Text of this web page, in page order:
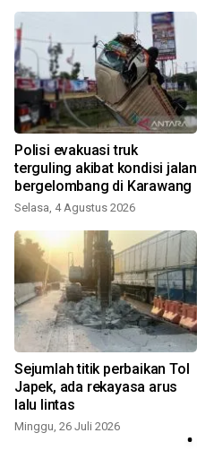
Polisi evakuasi truk
terguling akibat kondisi jalan
bergelombang di Karawang
Selasa, 4 Agustus 2026
Sejumlah titik perbaikan Tol
Japek, ada rekayasa arus
lalu lintas
Minggu, 26 Juli 2026